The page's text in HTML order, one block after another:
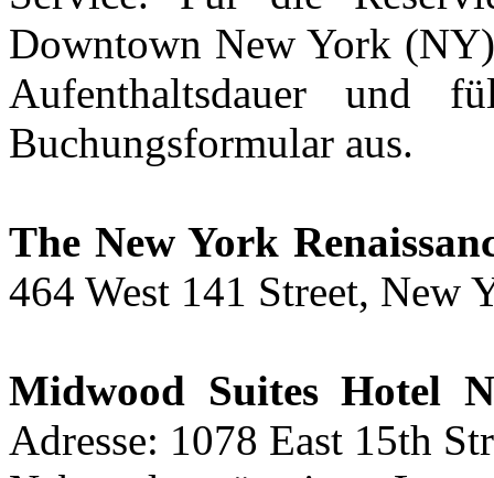
Downtown New York
Aufenthaltsdauer und
Buchungsformular aus.
The New York
464 West 141 Street, New
Midwood Suites Hotel
Adresse: 1078 East 15th